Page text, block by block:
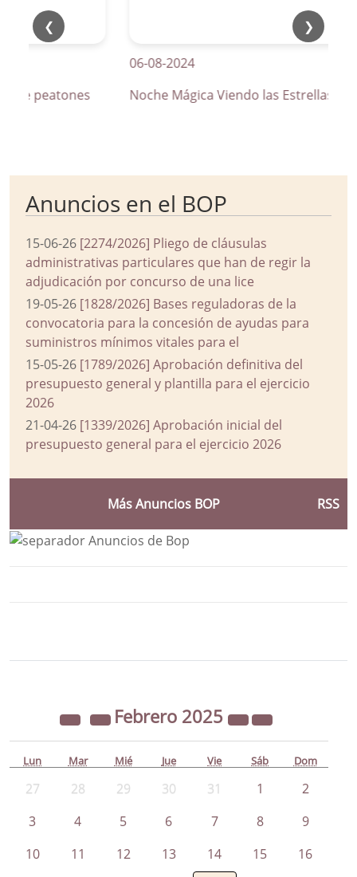
❮ ❯
de peatones
06-08-2024
Noche Mágica Viendo las Estrellas
Anuncios en el BOP
15-06-26 [2274/2026] Pliego de cláusulas
administrativas particulares que han de regir la
adjudicación por concurso de una lice
19-05-26 [1828/2026] Bases reguladoras de la
convocatoria para la concesión de ayudas para
suministros mínimos vitales para el
15-05-26 [1789/2026] Aprobación definitiva del
presupuesto general y plantilla para el ejercicio
2026
21-04-26 [1339/2026] Aprobación inicial del
presupuesto general para el ejercicio 2026
Más Anuncios BOP RSS
Febrero 2025
Lun Mar Mié Jue Vie Sáb Dom
27 28 29 30 31 1
2
3
4 5 6 7 8
9
10
11 12 13 14 15 16